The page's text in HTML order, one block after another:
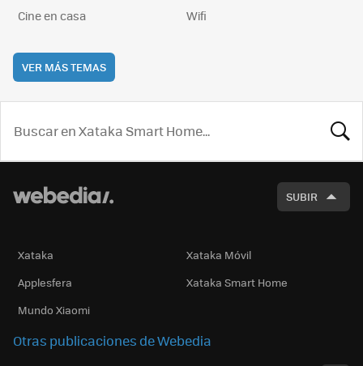
Cine en casa
Wifi
VER MÁS TEMAS
SUBIR
Xataka
Xataka Móvil
Applesfera
Xataka Smart Home
Mundo Xiaomi
Otras publicaciones de Webedia